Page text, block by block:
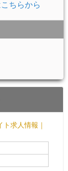
ちらから
求人情報｜